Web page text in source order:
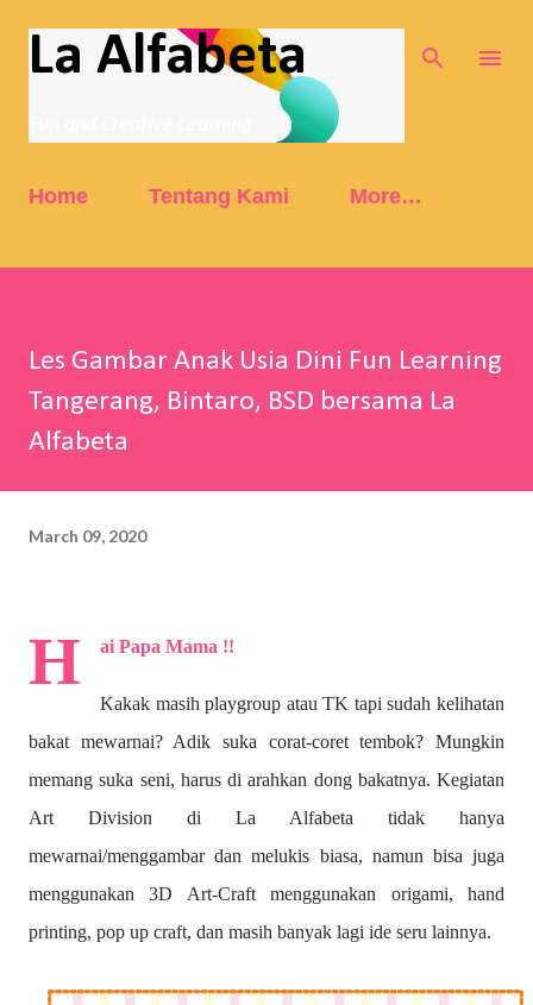
Skip to main content
La Alfabeta
Home Tentang Kami More…
Les Gambar Anak Usia Dini Fun Learning
Tangerang, Bintaro, BSD bersama La
Alfabeta
March 09, 2020
H ai Papa Mama !!
Kakak masih playgroup atau TK tapi sudah kelihatan
bakat mewarnai? Adik suka corat-coret tembok? Mungkin
memang suka seni, harus di arahkan dong bakatnya. Kegiatan
Art Division di La Alfabeta tidak hanya
mewarnai/menggambar dan melukis biasa, namun bisa juga
menggunakan 3D Art-Craft menggunakan origami, hand
printing, pop up craft, dan masih banyak lagi ide seru lainnya.